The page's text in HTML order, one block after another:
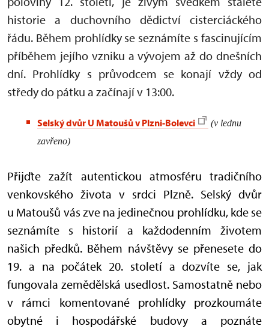
historie a duchovního dědictví cisterciáckého
řádu. Během prohlídky se seznámíte s fascinujícím
příběhem jejího vzniku a vývojem až do dnešních
dní. Prohlídky s průvodcem se konají vždy od
středy do pátku a začínají v 13:00.
Selský dvůr U Matoušů v Plzni-Bolevci
(v lednu
zavřeno)
Přijďte zažít autentickou atmosféru tradičního
venkovského života v srdci Plzně. Selský dvůr
u Matoušů vás zve na jedinečnou prohlídku, kde se
seznámíte s historií a každodenním životem
našich předků. Během návštěvy se přenesete do
19. a na počátek 20. století a dozvíte se, jak
fungovala zemědělská usedlost. Samostatně nebo
v rámci komentované prohlídky prozkoumáte
obytné i hospodářské budovy a poznáte